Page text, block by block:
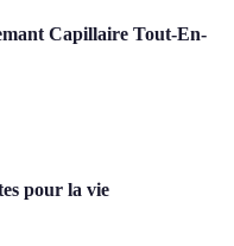
Capillaire Tout-En-
pour la vie